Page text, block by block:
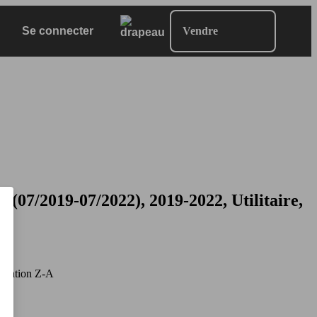
Se connecter Vendre
2019-07/2022), 2019-2022, Utilitaire,
Z-A